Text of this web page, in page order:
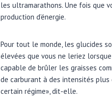
les ultramarathons. Une fois que
production d’énergie.
Pour tout le monde, les glucides
élevées que vous ne leriez
capable de brûler les graisses
de carburant à des intensités
certain régime», dit-elle.